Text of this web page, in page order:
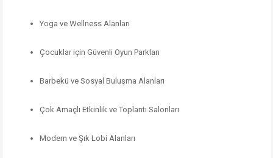
Yoga ve Wellness Alanları
Çocuklar için Güvenli Oyun Parkları
Barbekü ve Sosyal Buluşma Alanları
Çok Amaçlı Etkinlik ve Toplantı Salonları
Modern ve Şık Lobi Alanları